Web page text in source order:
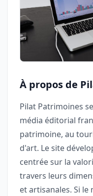
À propos de
Pilat Patrimoines
média éditorial
patrimoine, au
d'art. Le site
centrée sur la
travers leurs
et artisanales. Si